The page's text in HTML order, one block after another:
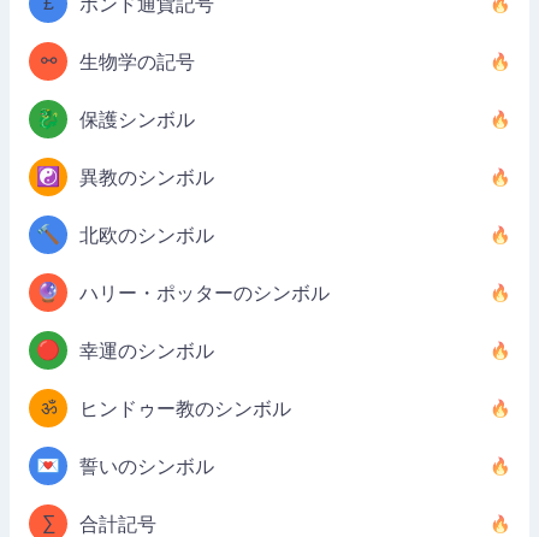
⚯ 生物学の記号
🐉 保護シンボル
☯️ 異教のシンボル
🔨 北欧のシンボル
🔮 ハリー・ポッターのシンボル
🔴 幸運のシンボル
ॐ ヒンドゥー教のシンボル
💌 誓いのシンボル
∑ 合計記号